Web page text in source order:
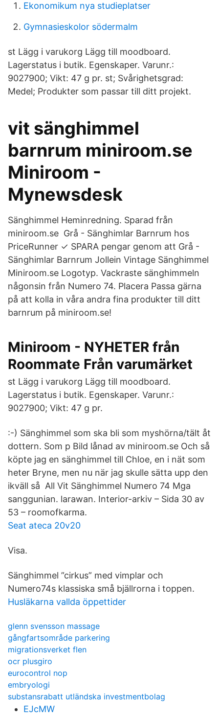
Ekonomikum nya studieplatser
Gymnasieskolor södermalm
st Lägg i varukorg Lägg till moodboard.
Lagerstatus i butik. Egenskaper. Varunr.:
9027900; Vikt: 47 g pr. st; Svårighetsgrad:
Medel; Produkter som passar till ditt projekt.
vit sänghimmel
barnrum miniroom.se
Miniroom -
Mynewsdesk
Sänghimmel Heminredning. Sparad från
miniroom.se Grå - Sänghimlar Barnrum hos
PriceRunner ✓ SPARA pengar genom att Grå -
Sänghimlar Barnrum Jollein Vintage Sänghimmel
Miniroom.se Logotyp. Vackraste sänghimmeln
någonsin från Numero 74. Placera Passa gärna
på att kolla in våra andra fina produkter till ditt
barnrum på miniroom.se!
Miniroom - NYHETER från
Roommate Från varumärket
st Lägg i varukorg Lägg till moodboard.
Lagerstatus i butik. Egenskaper. Varunr.:
9027900; Vikt: 47 g pr.
:-) Sänghimmel som ska bli som myshörna/tält åt
dottern. Som p Bild lånad av miniroom.se Och så
köpte jag en sänghimmel till Chloe, en i nät som
heter Bryne, men nu när jag skulle sätta upp den
ikväll så All Vit Sänghimmel Numero 74 Mga
sanggunian. larawan. Interior-arkiv – Sida 30 av
53 – roomofkarma.
Seat ateca 20v20
Visa.
Sänghimmel ”cirkus” med vimplar och
Numero74s klassiska små bjällrorna i toppen.
Husläkarna vallda öppettider
glenn svensson massage
gångfartsområde parkering
migrationsverket flen
ocr plusgiro
eurocontrol nop
embryologi
substansrabatt utländska investmentbolag
EJcMW